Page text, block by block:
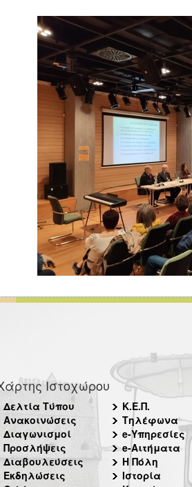
Ιστοχώρου
Δελτία Τύπου
Ανακοινώσεις
Διαγωνισμοί
Προσλήψεις
Διαβουλεύσεις
Εκδηλώσεις
Κ.Ε.Π.
Τηλέφωνα
e-Υπηρεσίες
e-Αιτήματα
Η Πόλη
Ιστορία